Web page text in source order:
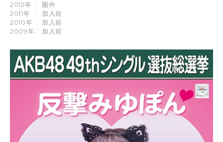
2012年
:
圏外
2011年
:
加入前
2010年 :
加入前
2009年 : 加入前